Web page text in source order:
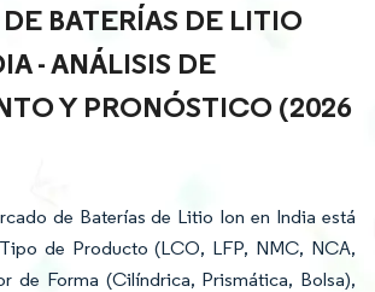
BATERÍAS DE LITIO
- ANÁLISIS DE
Y PRONÓSTICO (2026
de Baterías de Litio Ion en India está
de Producto (LCO, LFP, NMC, NCA,
de Forma (Cilíndrica, Prismática, Bolsa),